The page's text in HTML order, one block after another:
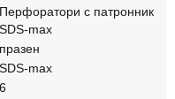
Перфоратори с патронник
SDS-max
празен
SDS-max
6